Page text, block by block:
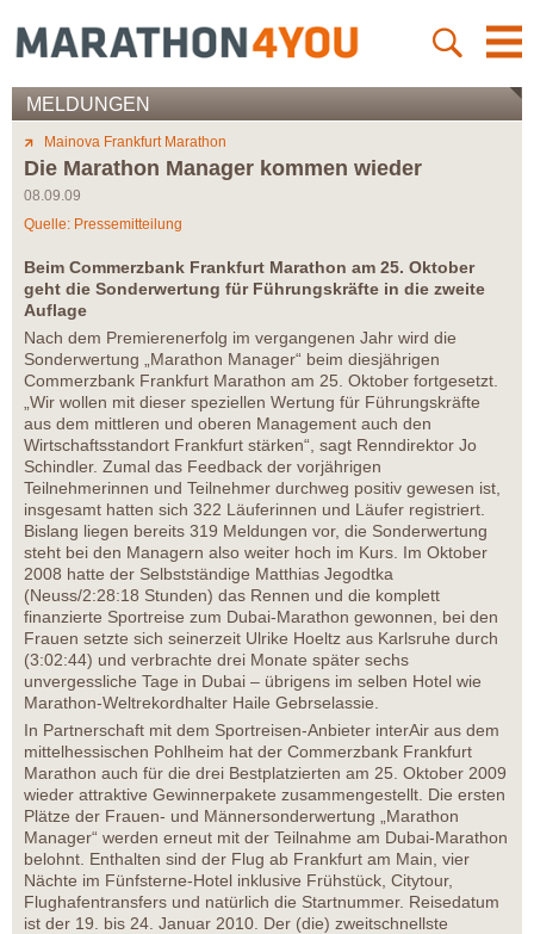
MELDUNGEN
Mainova Frankfurt Marathon
Die Marathon Manager kommen wieder
08.09.09
Quelle: Pressemitteilung
Beim Commerzbank Frankfurt Marathon am 25. Oktober
geht die Sonderwertung für Führungskräfte in die zweite
Auflage
Nach dem Premierenerfolg im vergangenen Jahr wird die
Sonderwertung „Marathon Manager“ beim diesjährigen
Commerzbank Frankfurt Marathon am 25. Oktober fortgesetzt.
„Wir wollen mit dieser speziellen Wertung für Führungskräfte
aus dem mittleren und oberen Management auch den
Wirtschaftsstandort Frankfurt stärken“, sagt Renndirektor Jo
Schindler. Zumal das Feedback der vorjährigen
Teilnehmerinnen und Teilnehmer durchweg positiv gewesen ist,
insgesamt hatten sich 322 Läuferinnen und Läufer registriert.
Bislang liegen bereits 319 Meldungen vor, die Sonderwertung
steht bei den Managern also weiter hoch im Kurs. Im Oktober
2008 hatte der Selbstständige Matthias Jegodtka
(Neuss/2:28:18 Stunden) das Rennen und die komplett
finanzierte Sportreise zum Dubai-Marathon gewonnen, bei den
Frauen setzte sich seinerzeit Ulrike Hoeltz aus Karlsruhe durch
(3:02:44) und verbrachte drei Monate später sechs
unvergessliche Tage in Dubai – übrigens im selben Hotel wie
Marathon-Weltrekordhalter Haile Gebrselassie.
In Partnerschaft mit dem Sportreisen-Anbieter interAir aus dem
mittelhessischen Pohlheim hat der Commerzbank Frankfurt
Marathon auch für die drei Bestplatzierten am 25. Oktober 2009
wieder attraktive Gewinnerpakete zusammengestellt. Die ersten
Plätze der Frauen- und Männersonderwertung „Marathon
Manager“ werden erneut mit der Teilnahme am Dubai-Marathon
belohnt. Enthalten sind der Flug ab Frankfurt am Main, vier
Nächte im Fünfsterne-Hotel inklusive Frühstück, Citytour,
Flughafentransfers und natürlich die Startnummer. Reisedatum
ist der 19. bis 24. Januar 2010. Der (die) zweitschnellste